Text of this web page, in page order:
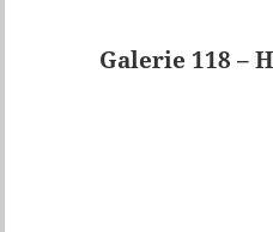
Galerie 118 –